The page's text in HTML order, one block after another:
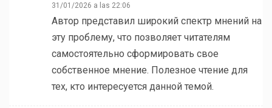
31/01/2026 a las 22:06
Автор представил широкий спектр мнений на
эту проблему, что позволяет читателям
самостоятельно сформировать свое
собственное мнение. Полезное чтение для
тех, кто интересуется данной темой.